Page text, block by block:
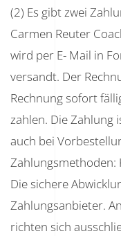
(2) Es gibt zwei
Carmen Reuter
wird per E- Mail in
versandt. Der
Rechnung sofort
zahlen. Die Zahlung
auch bei
Zahlungsmethoden:
Die sichere
Zahlungsanbieter.
richten sich